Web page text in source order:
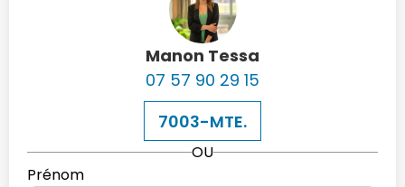
Manon Tessa
07 57 90 29 15
7003-MTE.
OU
Prénom